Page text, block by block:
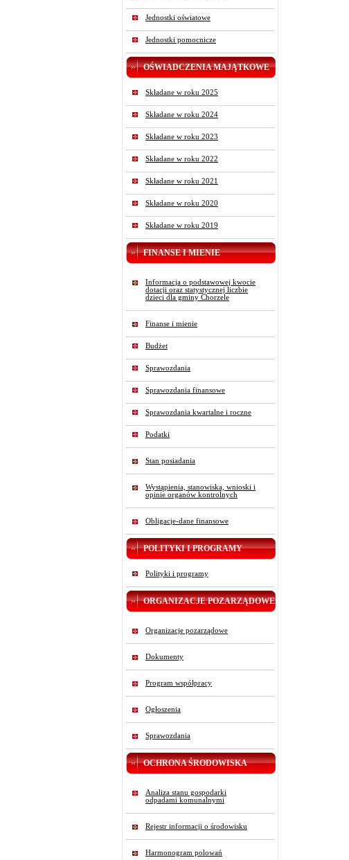
Jednostki oświatowe
Jednostki pomocnicze
OŚWIADCZENIA MAJĄTKOWE
Składane w roku 2025
Składane w roku 2024
Składane w roku 2023
Składane w roku 2022
Składane w roku 2021
Składane w roku 2020
Składane w roku 2019
FINANSE I MIENIE
Informacja o podstawowej kwocie
dotacji oraz statystycznej liczbie
dzieci dla gminy Chorzele
Finanse i mienie
Budżet
Sprawozdania
Sprawozdania finansowe
Sprawozdania kwartalne i roczne
Podatki
Stan posiadania
Wystąpienia, stanowiska, wnioski i
opinie organów kontrolnych
Obligacje-dane finansowe
POLITYKI I PROGRAMY
Polityki i programy
ORGANIZACJE POZARZĄDOWE
Organizacje pozarządowe
Dokumenty
Program współpracy
Ogłoszenia
Sprawozdania
OCHRONA ŚRODOWISKA
Analiza stanu gospodarki
odpadami komunalnymi
Rejestr informacji o środowisku
Harmonogram polowań